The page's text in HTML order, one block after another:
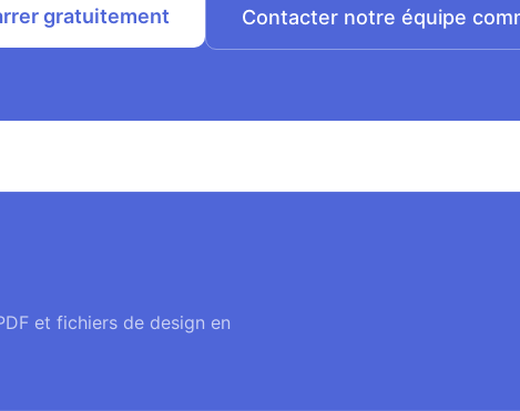
gratuitement Contacter notre équipe
et fichiers de design en